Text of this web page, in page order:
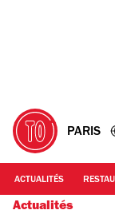
PARIS
ACTUALITÉS
Actualités